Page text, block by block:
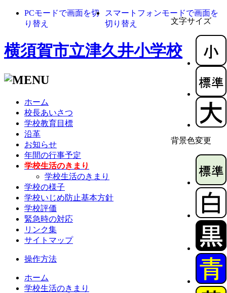
文字サイズ
背景色変更
PCモードで画面を切
り替え
スマートフォンモードで画面を
切り替え
横須賀市立津久井小学校
ホーム
校長あいさつ
学校教育目標
沿革
お知らせ
年間の行事予定
学校生活のきまり
学校生活のきまり
学校の様子
学校いじめ防止基本方針
学校評価
緊急時の対応
リンク集
サイトマップ
操作方法
ホーム
学校生活のきまり